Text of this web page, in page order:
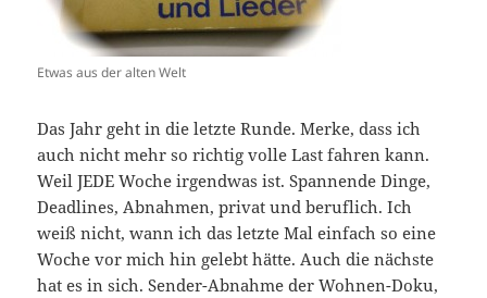
Etwas aus der alten Welt
Das Jahr geht in die letzte Runde. Merke, dass ich
auch nicht mehr so richtig volle Last fahren kann.
Weil JEDE Woche irgendwas ist. Spannende Dinge,
Deadlines, Abnahmen, privat und beruflich. Ich
weiß nicht, wann ich das letzte Mal einfach so eine
Woche vor mich hin gelebt hätte. Auch die nächste
hat es in sich. Sender-Abnahme der Wohnen-Doku,